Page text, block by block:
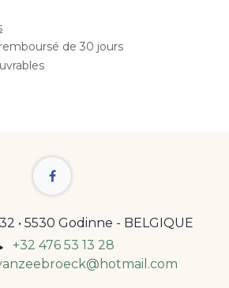
de 30 jours
• 5530 Godinne - BELGIQUE
+32 476 53 13 28